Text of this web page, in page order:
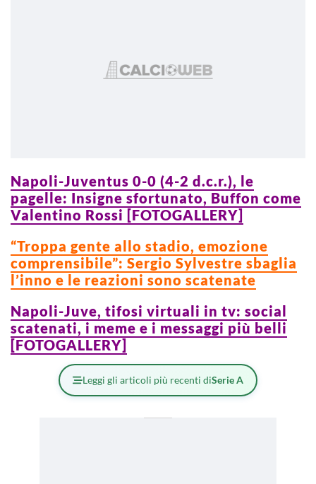
Napoli-Juventus 0-0 (4-2 d.c.r.), le
pagelle: Insigne sfortunato, Buffon come
Valentino Rossi [FOTOGALLERY]
“Troppa gente allo stadio, emozione
comprensibile”: Sergio Sylvestre sbaglia
l’inno e le reazioni sono scatenate
Napoli-Juve, tifosi virtuali in tv: social
scatenati, i meme e i messaggi più belli
[FOTOGALLERY]
Leggi gli articoli più recenti diSerie A